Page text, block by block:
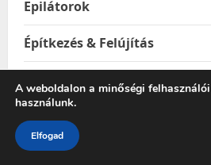
Epilátorok
Építkezés & Felújítás
Esővízgyűjtő tartályok
A weboldalon a minőségi
használunk.
Elfogad